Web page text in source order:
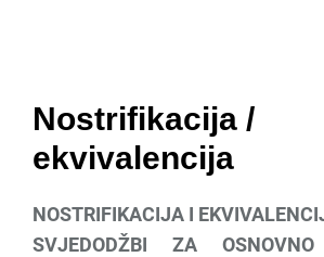
Nostrifikacija /
ekvivalencija
NOSTRIFIKACIJA I
SVJEDODŽBI ZA